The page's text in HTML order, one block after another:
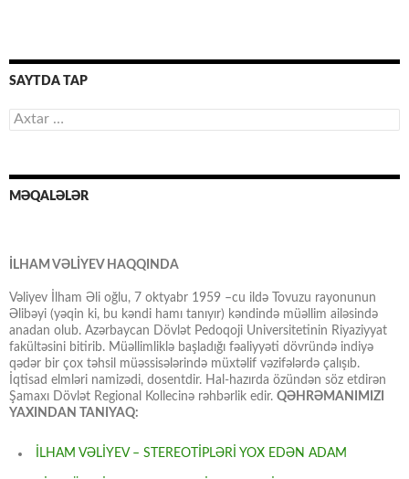
SAYTDA TAP
Axtarış:
MƏQALƏLƏR
İLHAM VƏLİYEV HAQQINDA
Vəliyev İlham Əli oğlu, 7 oktyabr 1959 –cu ildə Tovuzu rayonunun
Əlibəyi (yəqin ki, bu kəndi hamı tanıyır) kəndində müəllim ailəsində
anadan olub. Azərbaycan Dövlət Pedoqoji Universitetinin Riyaziyyat
fakültəsini bitirib. Müəllimliklə başladığı fəaliyyəti dövründə indiyə
qədər bir çox təhsil müəssisələrində müxtəlif vəzifələrdə çalışıb.
İqtisad elmləri namizədi, dosentdir. Hal-hazırda özündən söz etdirən
Şamaxı Dövlət Regional Kollecinə rəhbərlik edir. QƏHRƏMANIMIZI
YAXINDAN TANIYAQ:
İLHAM VƏLİYEV – STEREOTİPLƏRİ YOX EDƏN ADAM